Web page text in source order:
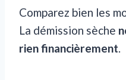
Comparez bien les
La démission sèche
rien financièrement.